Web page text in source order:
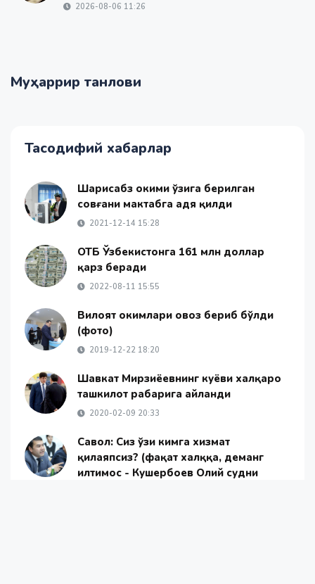
2026-08-06 11:26
Муҳаррир танлови
Тасодифий хабарлар
Шаҳрисабз ҳокими ўзига берилган
совғани мактабга ҳадя қилди
2021-12-14 15:28
ОТБ Ўзбекистонга 161 млн доллар
қарз беради
2022-08-11 15:55
Вилоят ҳокимлари овоз бериб бўлди
(фото)
2019-12-22 18:20
Шавкат Мирзиёевнинг куёви халқаро
ташкилот раҳбарига айланди
2020-02-09 20:33
Савол: Сиз ўзи кимга хизмат
қилаяпсиз? (фақат халққа, деманг
илтимос - Кушербоев Олий судни